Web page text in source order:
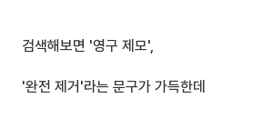
검색해보면 '영구 제모',
'완전 제거'라는 문구가 가득한데